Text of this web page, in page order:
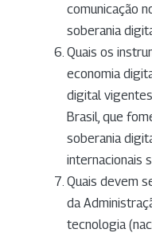
comunicação
soberania
Quais os
economia
digital
Brasil, que
soberania
internacionais
Quais devem
da
tecnologia